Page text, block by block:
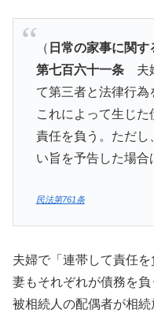
（ 日常の家事に関す
第七百六十一条夫婦
て第三者と法律行為
これによって生じ
責任を負う。ただし
い旨を予告した場合
民法第761条
夫婦で「連帯して責任
妻もそれぞれが債務を負
被相続人の配偶者が相